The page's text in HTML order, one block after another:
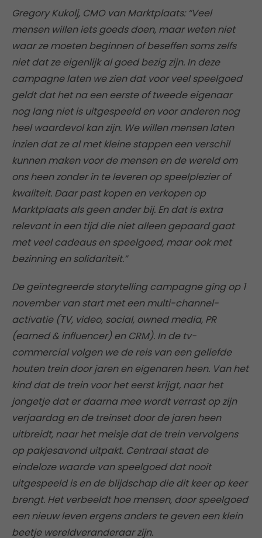
Gregory Kukolj, CMO van Marktplaats: “Veel
mensen willen iets goeds doen, maar weten niet
waar ze moeten beginnen of beseffen soms zelfs
niet dat ze eigenlijk al goed bezig zijn. In deze
campagne laten we zien dat voor veel speelgoed
geldt dat het na een eerste of tweede eigenaar
nog lang niet is uitgespeeld en voor anderen nog
heel waardevol kan zijn. We willen mensen laten
inzien dat ze al met kleine stappen een verschil
kunnen maken voor de mensen en de wereld om
ons heen zonder in te leveren op speelplezier of
kwaliteit. Daar past kopen en verkopen op
Marktplaats als geen ander bij. En dat is extra
relevant in een tijd die niet alleen gepaard gaat
met veel cadeaus en speelgoed, maar ook met
bezinning en solidariteit.”
De geïntegreerde storytelling campagne ging op 1
november van start met een multi-channel-
activatie (TV, video, social, owned media, PR
(earned & influencer) en CRM). In de tv-
commercial volgen we de reis van een geliefde
houten trein door jaren en eigenaren heen. Van het
kind dat de trein voor het eerst krijgt, naar het
jongetje dat er daarna mee wordt verrast op zijn
verjaardag en de treinset door de jaren heen
uitbreidt, naar het meisje dat de trein vervolgens
op pakjesavond uitpakt. Centraal staat de
eindeloze waarde van speelgoed dat nooit
uitgespeeld is en de blijdschap die dit keer op keer
brengt. Het verbeeldt hoe mensen, door speelgoed
een nieuw leven ergens anders te geven een klein
beetje wereldveranderaar zijn.